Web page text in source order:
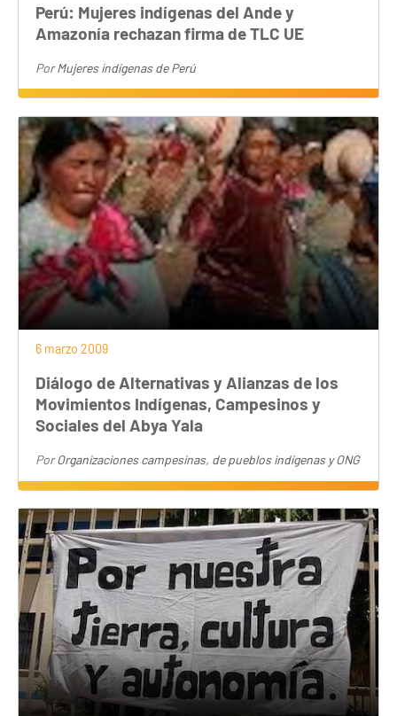
Perú: Mujeres indígenas del Ande y
Amazonía rechazan firma de TLC UE
PorMujeres indígenas de Perú
6 marzo 2009
Diálogo de Alternativas y Alianzas de los
Movimientos Indígenas, Campesinos y
Sociales del Abya Yala
PorOrganizaciones campesinas, de pueblos indígenas y ONG